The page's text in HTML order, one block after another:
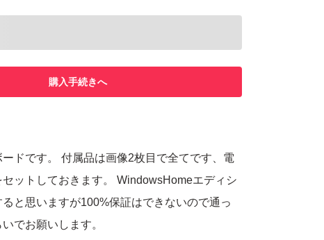
購入手続きへ
ドです。 付属品は画像2枚目で全てです、電
ットしておきます。 WindowsHomeエディシ
ると思いますが100%保証はできないので通っ
でお願いします。